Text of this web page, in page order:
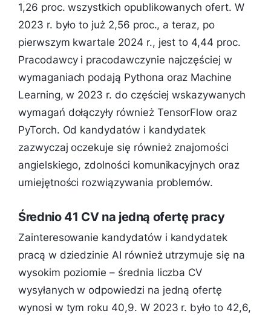
1,26 proc. wszystkich opublikowanych ofert. W
2023 r. było to już 2,56 proc., a teraz, po
pierwszym kwartale 2024 r., jest to 4,44 proc.
Pracodawcy i pracodawczynie najczęściej w
wymaganiach podają Pythona oraz Machine
Learning, w 2023 r. do częściej wskazywanych
wymagań dołączyły również TensorFlow oraz
PyTorch. Od kandydatów i kandydatek
zazwyczaj oczekuje się również znajomości
angielskiego, zdolności komunikacyjnych oraz
umiejętności rozwiązywania problemów.
Średnio 41 CV na jedną ofertę pracy
Zainteresowanie kandydatów i kandydatek
pracą w dziedzinie AI również utrzymuje się na
wysokim poziomie – średnia liczba CV
wysyłanych w odpowiedzi na jedną ofertę
wynosi w tym roku 40,9. W 2023 r. było to 42,6,